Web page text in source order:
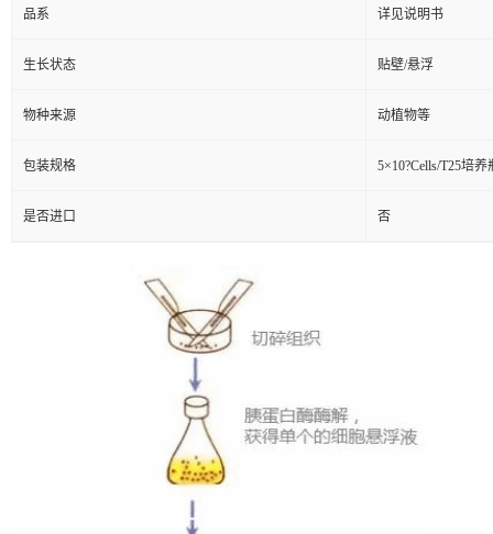
品系 详见说明书
生长状态 贴壁/悬浮
物种来源 动植物等
包装规格 5×10?Cells/T25培养
是否进口 否